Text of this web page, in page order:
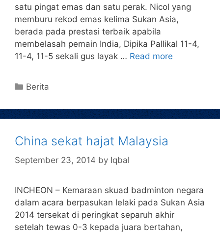
satu pingat emas dan satu perak. Nicol yang
memburu rekod emas kelima Sukan Asia,
berada pada prestasi terbaik apabila
membelasah pemain India, Dipika Pallikal 11-4,
11-4, 11-5 sekali gus layak … Read more
Berita
China sekat hajat Malaysia
September 23, 2014 by Iqbal
INCHEON – Kemaraan skuad badminton negara
dalam acara berpasukan lelaki pada Sukan Asia
2014 tersekat di peringkat separuh akhir
setelah tewas 0-3 kepada juara bertahan,